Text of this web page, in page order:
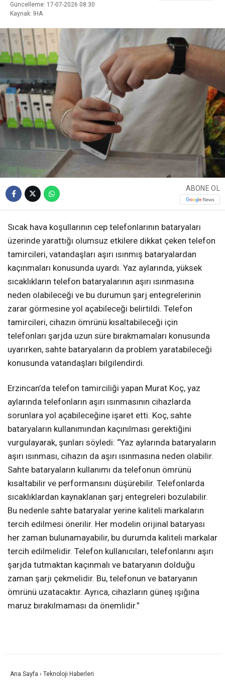
Güncelleme: 17-07-2026 08:30
Kaynak: İHA
ABONE OL
Sıcak hava koşullarının cep telefonlarının bataryaları
üzerinde yarattığı olumsuz etkilere dikkat çeken telefon
tamircileri, vatandaşları aşırı ısınmış bataryalardan
kaçınmaları konusunda uyardı. Yaz aylarında, yüksek
sıcaklıkların telefon bataryalarının aşırı ısınmasına
neden olabileceği ve bu durumun şarj entegrelerinin
zarar görmesine yol açabileceği belirtildi. Telefon
tamircileri, cihazın ömrünü kısaltabileceği için
telefonları şarjda uzun süre bırakmamaları konusunda
uyarırken, sahte bataryaların da problem yaratabileceği
konusunda vatandaşları bilgilendirdi.
Erzincan’da telefon tamirciliği yapan Murat Koç, yaz
aylarında telefonların aşırı ısınmasının cihazlarda
sorunlara yol açabileceğine işaret etti. Koç, sahte
bataryaların kullanımından kaçınılması gerektiğini
vurgulayarak, şunları söyledi: “Yaz aylarında bataryaların
aşırı ısınması, cihazın da aşırı ısınmasına neden olabilir.
Sahte bataryaların kullanımı da telefonun ömrünü
kısaltabilir ve performansını düşürebilir. Telefonlarda
sıcaklıklardan kaynaklanan şarj entegreleri bozulabilir.
Bu nedenle sahte bataryalar yerine kaliteli markaların
tercih edilmesi önerilir. Her modelin orijinal bataryası
her zaman bulunamayabilir, bu durumda kaliteli markalar
tercih edilmelidir. Telefon kullanıcıları, telefonlarını aşırı
şarjda tutmaktan kaçınmalı ve bataryanın dolduğu
zaman şarjı çekmelidir. Bu, telefonun ve bataryanın
ömrünü uzatacaktır. Ayrıca, cihazların güneş ışığına
maruz bırakılmaması da önemlidir.”
Ana Sayfa › Teknoloji Haberleri